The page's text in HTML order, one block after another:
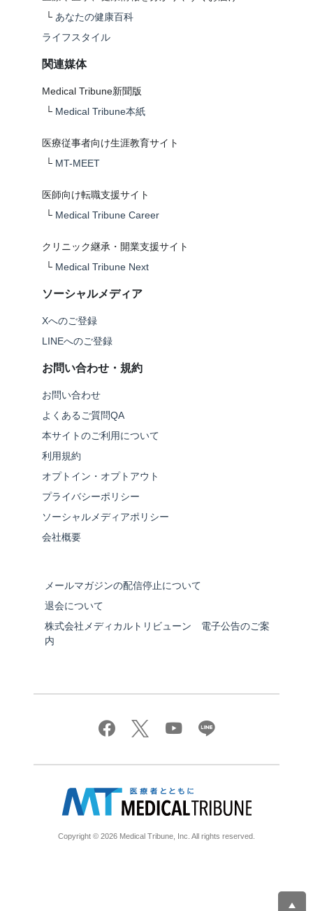
└ あなたの健康百科
ライフスタイル
関連媒体
Medical Tribune新聞版
└ Medical Tribune本紙
医療従事者向け生涯教育サイト
└ MT-MEET
医師向け転職支援サイト
└ Medical Tribune Career
クリニック継承・開業支援サイト
└ Medical Tribune Next
ソーシャルメディア
Xへのご登録
LINEへのご登録
お問い合わせ・規約
お問い合わせ
よくあるご質問QA
本サイトのご利用について
利用規約
オプトイン・オプトアウト
プライバシーポリシー
ソーシャルメディアポリシー
会社概要
メールマガジンの配信停止について
退会について
株式会社メディカルトリビューン 電子公告のご案
内
Copyright © 2026 Medical Tribune, Inc. All rights reserved.